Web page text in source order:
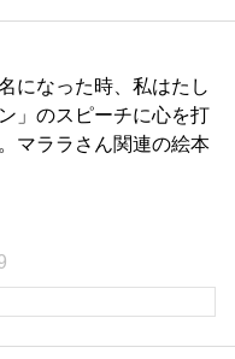
になった時、私はたし
」のスピーチに心を打
マララさん関連の絵本